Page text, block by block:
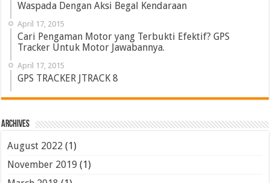
Waspada Dengan Aksi Begal Kendaraan
April 17, 2015
Cari Pengaman Motor yang Terbukti Efektif? GPS
Tracker Untuk Motor Jawabannya.
April 17, 2015
GPS TRACKER JTRACK 8
Archives
August 2022 (1)
November 2019 (1)